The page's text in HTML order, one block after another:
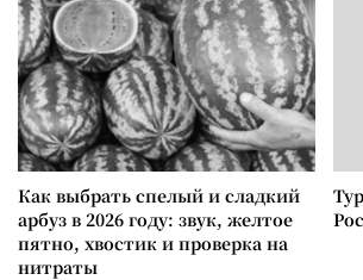
Как выбрать спелый и сладкий
арбуз в 2026 году: звук, желтое
пятно, хвостик и проверка на
нитраты